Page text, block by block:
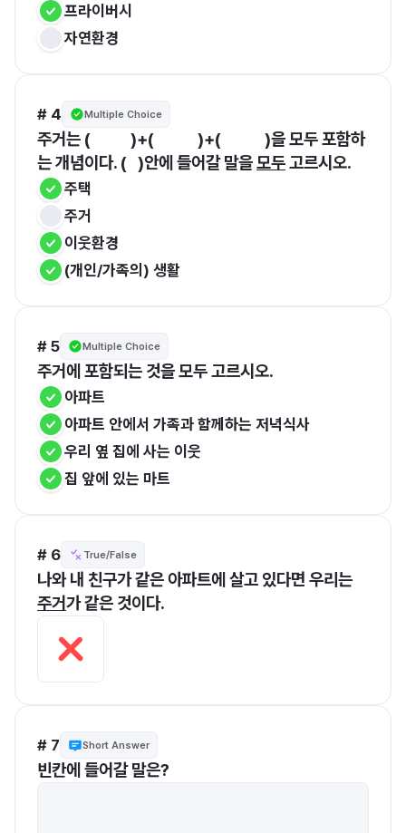
프라이버시
자연환경
# 4 Multiple Choice
주거는 (           )+(            )+(            )을 모두 포함하
는 개념이다. (   )안에 들어갈 말을 모두 고르시오.
주택
주거
이웃환경
(개인/가족의) 생활
# 5 Multiple Choice
주거에 포함되는 것을 모두 고르시오.
아파트
아파트 안에서 가족과 함께하는 저녁식사
우리 옆 집에 사는 이웃
집 앞에 있는 마트
# 6 True/False
주거가 같은 것이다.
# 7 Short Answer
빈칸에 들어갈 말은?